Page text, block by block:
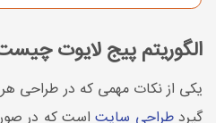
الگوریتم پیج لایوت
یکی از نکات مهمی که در طراحی
گیردطراحی سایتاست که در